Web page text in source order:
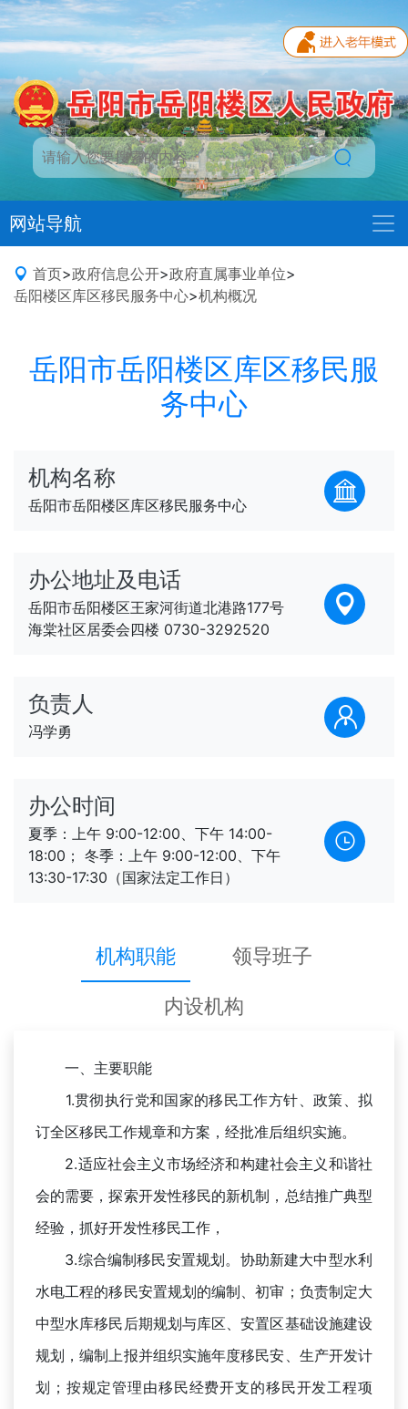
网站导航
首页>政府信息公开>政府直属事业单位>
岳阳楼区库区移民服务中心>机构概况
岳阳市岳阳楼区库区移民服
务中心
机构名称
岳阳市岳阳楼区库区移民服务中心
办公地址及电话
岳阳市岳阳楼区王家河街道北港路177号
海棠社区居委会四楼 0730-3292520
负责人
冯学勇
办公时间
夏季：上午 9:00-12:00、下午 14:00-
18:00； 冬季：上午 9:00-12:00、下午
13:30-17:30（国家法定工作日）
机构职能 领导班子
内设机构
一、主要职能
1.贯彻执行党和国家的移民工作方针、政策、拟
订全区移民工作规章和方案，经批准后组织实施。
2.适应社会主义市场经济和构建社会主义和谐社
会的需要，探索开发性移民的新机制，总结推广典型
经验，抓好开发性移民工作，
3.综合编制移民安置规划。协助新建大中型水利
水电工程的移民安置规划的编制、初审；负责制定大
中型水库移民后期规划与库区、安置区基础设施建设
规划，编制上报并组织实施年度移民安、生产开发计
划；按规定管理由移民经费开支的移民开发工程项